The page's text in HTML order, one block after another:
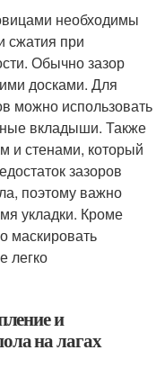
необходимы
сжатия при
Обычно зазор
досками. Для
можно использовать
вкладыши. Также
и стенами, который
зазоров
поэтому важно
укладки. Кроме
маскировать
легко
и
на лагах